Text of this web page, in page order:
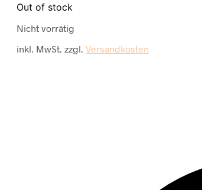
Out of stock
Nicht vorrätig
inkl. MwSt. zzgl. Versandkosten